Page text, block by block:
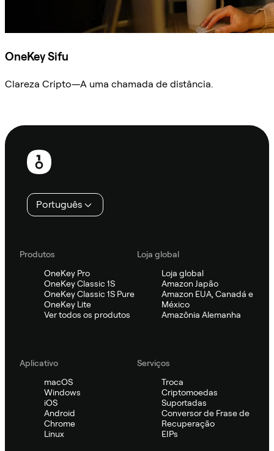
OneKey Sifu
Clareza Cripto—A uma chamada de distância.
Rodapé
Português
Produtos
OneKey Pro
OneKey Classic 1S
OneKey Classic 1S Pure
OneKey Lite
Ver todos os produtos
Loja global
Loja global
Amazon Japão
Amazon EUA, Canadá e
México
Amazônia Alemanha
Aplicativo
macOS
Windows
iOS
Android
Chrome
Linux
Serviços
Troca
Criptomoedas
Suportadas
Conversor de Frase de
Recuperação
EIPs